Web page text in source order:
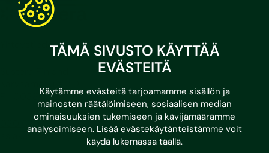
TÄMÄ SIVUSTO KÄYTTÄÄ
EVÄSTEITÄ
Käytämme evästeitä tarjoamamme sisällön ja
mainosten räätälöimiseen, sosiaalisen median
ominaisuuksien tukemiseen ja kävijämäärämme
analysoimiseen. Lisää evästekäytänteistämme voit
käydä lukemassa täällä.
Sustera
Yhteystiedot
FI-00380 Helsinki
030 670 5500
asiakaspalvelu@sustera.com